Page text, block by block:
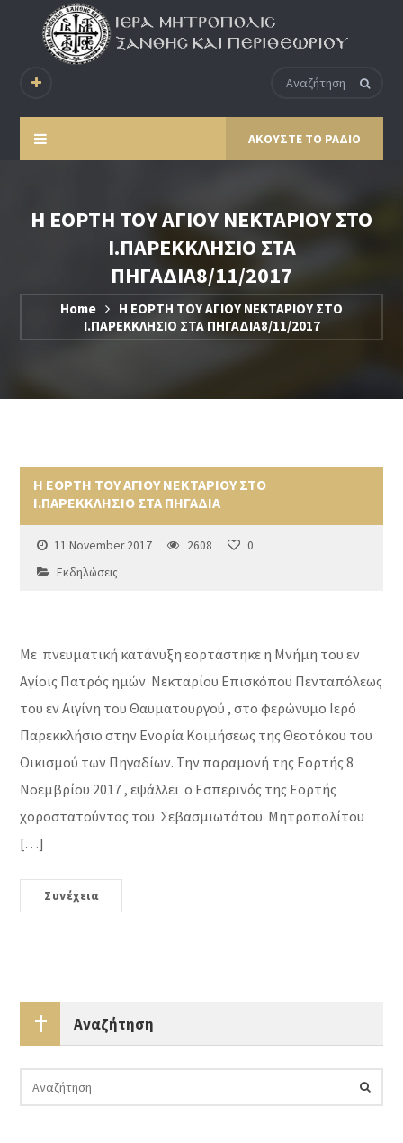
ΑΚΟΥΣΤΕ ΤΟ ΡΑΔΙΟ
Η ΕΟΡΤΗ ΤΟΥ ΑΓΙΟΥ ΝΕΚΤΑΡΙΟΥ ΣΤΟ
Ι.ΠΑΡΕΚΚΛΗΣΙΟ ΣΤΑ
ΠΗΓΑΔΙΑ8/11/2017
Home
Η ΕΟΡΤΗ ΤΟΥ ΑΓΙΟΥ ΝΕΚΤΑΡΙΟΥ ΣΤΟ
Ι.ΠΑΡΕΚΚΛΗΣΙΟ ΣΤΑ ΠΗΓΑΔΙΑ8/11/2017
Η ΕΟΡΤΗ ΤΟΥ ΑΓΙΟΥ ΝΕΚΤΑΡΙΟΥ ΣΤΟ
Ι.ΠΑΡΕΚΚΛΗΣΙΟ ΣΤΑ ΠΗΓΑΔΙΑ
11 November 2017 2608
0
Εκδηλώσεις
Με πνευματική κατάνυξη εορτάστηκε η Μνήμη του εν
Αγίοις Πατρός ημών Νεκταρίου Επισκόπου Πενταπόλεως
του εν Αιγίνη του Θαυματουργού , στο φερώνυμο Ιερό
Παρεκκλήσιο στην Ενορία Κοιμήσεως της Θεοτόκου του
Οικισμού των Πηγαδίων. Την παραμονή της Εορτής 8
Νοεμβρίου 2017 , εψάλλει ο Εσπερινός της Εορτής
χοροστατούντος του Σεβασμιωτάτου Μητροπολίτου
[…]
Συνέχεια
Αναζήτηση